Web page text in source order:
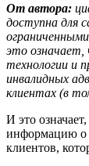
От автора:
доступна для
это означает,
технологии и
инвалидных
клиентах (в
И это
информацию о
клиентов,